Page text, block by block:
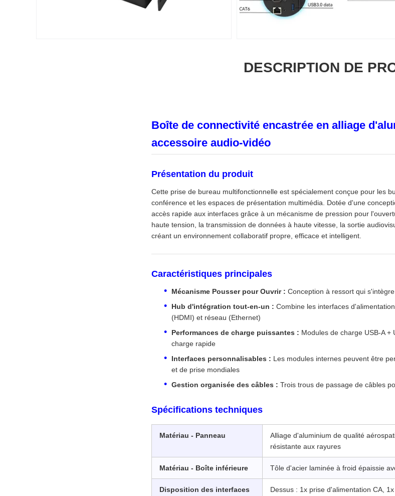
DESCRIPTION DE
Boîte de connectivité encastrée en alliage
accessoire audio-vidéo
Présentation du produit
Cette prise de bureau multifonctionnelle est spécialement conçue pour les
conférence et les espaces de présentation multimédia. Dotée d'une
accès rapide aux interfaces grâce à un mécanisme de pression pour
haute tension, la transmission de données à haute vitesse, la sortie
créant un environnement collaboratif propre, efficace et intelligent.
Caractéristiques principales
Mécanisme Pousser pour Ouvrir : Conception à ressort qui
Hub d'intégration tout-en-un : Combine les interfaces
(HDMI) et réseau (Ethernet)
Performances de charge puissantes : Modules de charge USB-A
charge rapide
Interfaces personnalisables : Les modules internes peuvent être
et de prise mondiales
Gestion organisée des câbles : Trois trous de passage de câbles
Spécifications techniques
Matériau - Panneau
Alliage d'aluminium de qualité
résistante aux rayures
Matériau - Boîte inférieure Tôle d'acier laminée à froid épaissie
Disposition des interfaces
Dessus : 1x prise d'alimentation CA,